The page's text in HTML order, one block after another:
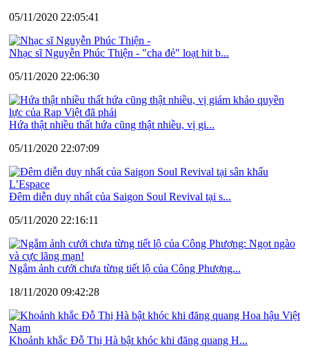
05/11/2020 22:05:41
Nhạc sĩ Nguyễn Phúc Thiện - "cha đẻ" loạt hit b...
05/11/2020 22:06:30
Hứa thật nhiều thất hứa cũng thật nhiều, vị gi...
05/11/2020 22:07:09
Đêm diễn duy nhất của Saigon Soul Revival tại s...
05/11/2020 22:16:11
Ngắm ảnh cưới chưa từng tiết lộ của Công Phượng...
18/11/2020 09:42:28
Khoảnh khắc Đỗ Thị Hà bật khóc khi đăng quang H...